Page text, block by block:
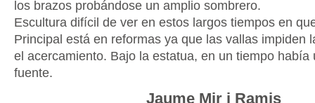
los brazos probándose un amplio sombrero.
Escultura difícil de ver en estos largos tiempos en
Principal está en reformas ya que las vallas impiden
el acercamiento. Bajo la estatua, en un tiempo había
fuente.
Jaume Mir i Ramis